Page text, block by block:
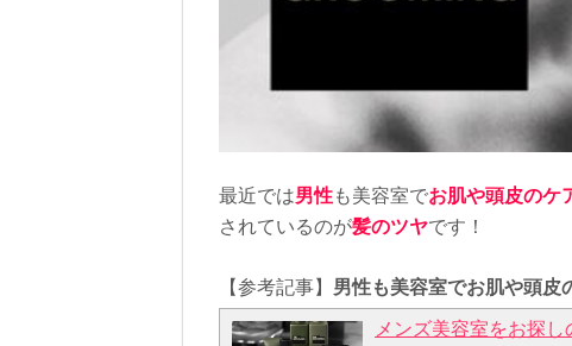
最近では男性 も美容室でお肌や頭皮のケ
されているのが髪のツヤです！
【参考記事】 男性も美容室でお肌や頭皮
メンズ美容室をお探